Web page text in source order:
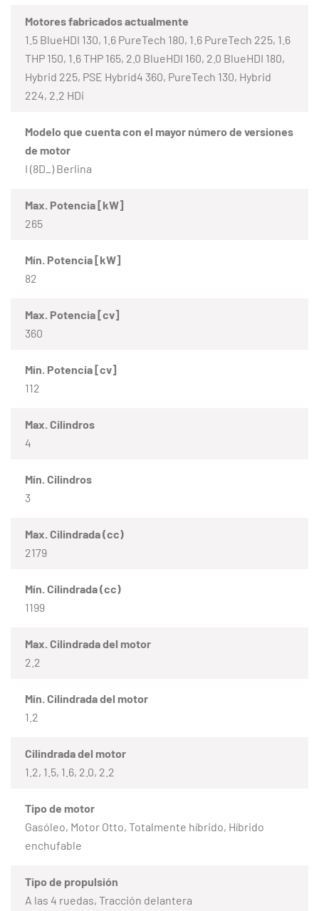
Motores fabricados actualmente
1.5 BlueHDI 130, 1.6 PureTech 180, 1.6 PureTech 225, 1.6
THP 150, 1.6 THP 165, 2.0 BlueHDI 160, 2.0 BlueHDI 180,
Hybrid 225, PSE Hybrid4 360, PureTech 130, Hybrid
224, 2.2 HDi
Modelo que cuenta con el mayor número de versiones
de motor
I (8D_) Berlina
Max. Potencia [kW]
265
Mín. Potencia [kW]
82
Max. Potencia [cv]
360
Mín. Potencia [cv]
112
Max. Cilindros
4
Mín. Cilindros
3
Max. Cilindrada (cc)
2179
Mín. Cilindrada (cc)
1199
Max. Cilindrada del motor
2.2
Mín. Cilindrada del motor
1.2
Cilindrada del motor
1.2, 1.5, 1.6, 2.0, 2.2
Tipo de motor
Gasóleo, Motor Otto, Totalmente híbrido, Híbrido
enchufable
Tipo de propulsión
A las 4 ruedas, Tracción delantera